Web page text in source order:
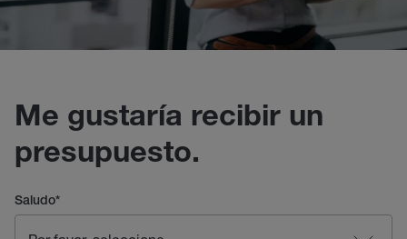
Me gustaría recibir un
presupuesto.
Saludo*